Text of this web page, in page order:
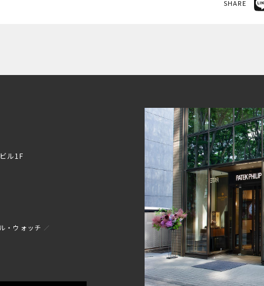
SHARE
ル1F
・ウォッチ